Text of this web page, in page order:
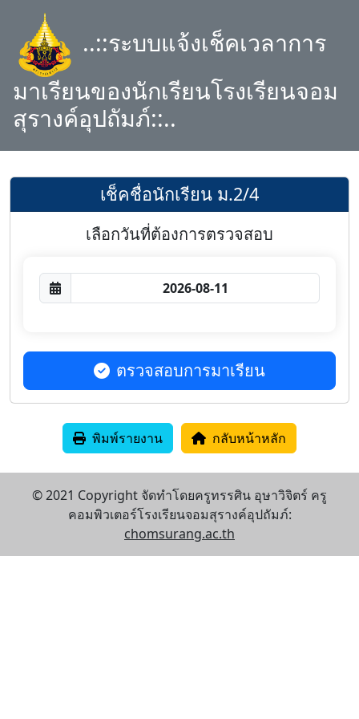
..::ระบบแจ้งเช็คเวลาการ
มาเรียนของนักเรียนโรงเรียนจอม
สุรางค์อุปถัมภ์::..
เช็คชื่อนักเรียน ม.2/4
เลือกวันที่ต้องการตรวจสอบ
ตรวจสอบการมาเรียน
พิมพ์รายงาน กลับหน้าหลัก
© 2021 Copyright จัดทำโดยครูทรรศิน อุษาวิจิตร์ ครู
คอมพิวเตอร์โรงเรียนจอมสุรางค์อุปถัมภ์:
chomsurang.ac.th